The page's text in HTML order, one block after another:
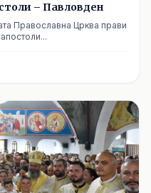
– Павловден
Православна Црква прави